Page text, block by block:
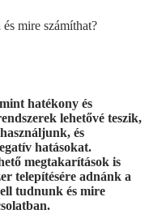
mire számíthat?
hatékony és
lehetővé teszik,
és
hatásokat.
megtakarítások is
telepítésére adnánk a
tudnunk és mire